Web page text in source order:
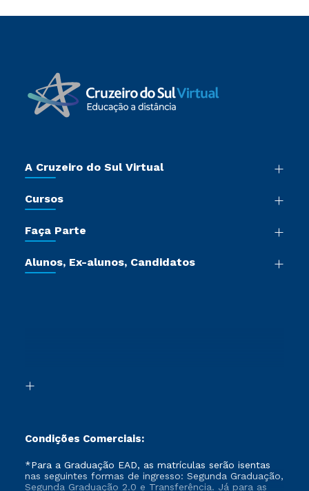
A Cruzeiro do Sul Virtual
Sala de Imprensa
Certificadoras
Jornada do Aluno
Cursos
Pós-graduação
Cursos Livres
Faça Parte
Vestibular Redação
Formação Pedagógica - R2
Alunos, Ex-alunos, Candidatos
Condições Comerciais:
*Para a Graduação EAD, as matrículas serão isentas
nas seguintes formas de ingresso: Segunda Graduação,
Segunda Graduação 2.0 e Transferência. Já para as